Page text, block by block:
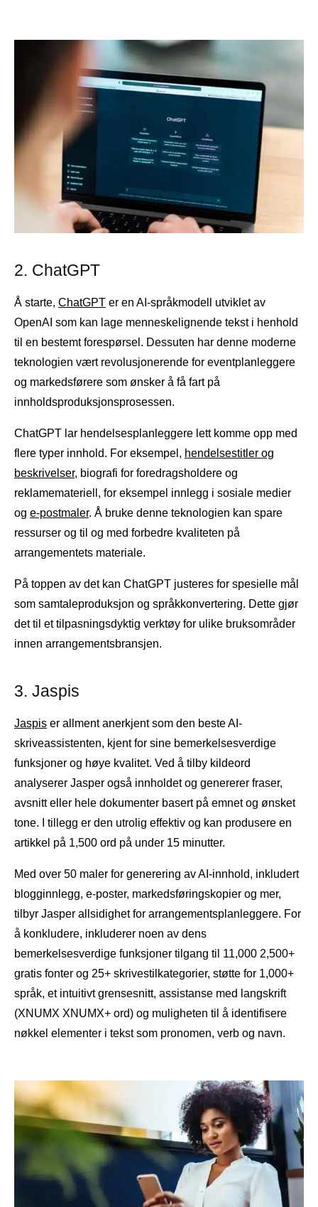
2. ChatGPT
Å starte, ChatGPT er en AI-språkmodell utviklet av
OpenAI som kan lage menneskelignende tekst i henhold
til en bestemt forespørsel. Dessuten har denne moderne
teknologien vært revolusjonerende for eventplanleggere
og markedsførere som ønsker å få fart på
innholdsproduksjonsprosessen.
ChatGPT lar hendelsesplanleggere lett komme opp med
flere typer innhold. For eksempel, hendelsestitler og
beskrivelser, biografi for foredragsholdere og
reklamemateriell, for eksempel innlegg i sosiale medier
og e-postmaler. Å bruke denne teknologien kan spare
ressurser og til og med forbedre kvaliteten på
arrangementets materiale.
På toppen av det kan ChatGPT justeres for spesielle mål
som samtaleproduksjon og språkkonvertering. Dette gjør
det til et tilpasningsdyktig verktøy for ulike bruksområder
innen arrangementsbransjen.
3. Jaspis
Jaspis er allment anerkjent som den beste AI-
skriveassistenten, kjent for sine bemerkelsesverdige
funksjoner og høye kvalitet. Ved å tilby kildeord
analyserer Jasper også innholdet og genererer fraser,
avsnitt eller hele dokumenter basert på emnet og ønsket
tone. I tillegg er den utrolig effektiv og kan produsere en
artikkel på 1,500 ord på under 15 minutter.
Med over 50 maler for generering av AI-innhold, inkludert
blogginnlegg, e-poster, markedsføringskopier og mer,
tilbyr Jasper allsidighet for arrangementsplanleggere. For
å konkludere, inkluderer noen av dens
bemerkelsesverdige funksjoner tilgang til 11,000 2,500+
gratis fonter og 25+ skrivestilkategorier, støtte for 1,000+
språk, et intuitivt grensesnitt, assistanse med langskrift
(XNUMX XNUMX+ ord) og muligheten til å identifisere
nøkkel elementer i tekst som pronomen, verb og navn.